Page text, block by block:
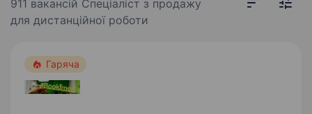
911 вакансій Спеціаліст з продажу
для дистанційної роботи
Гаряча